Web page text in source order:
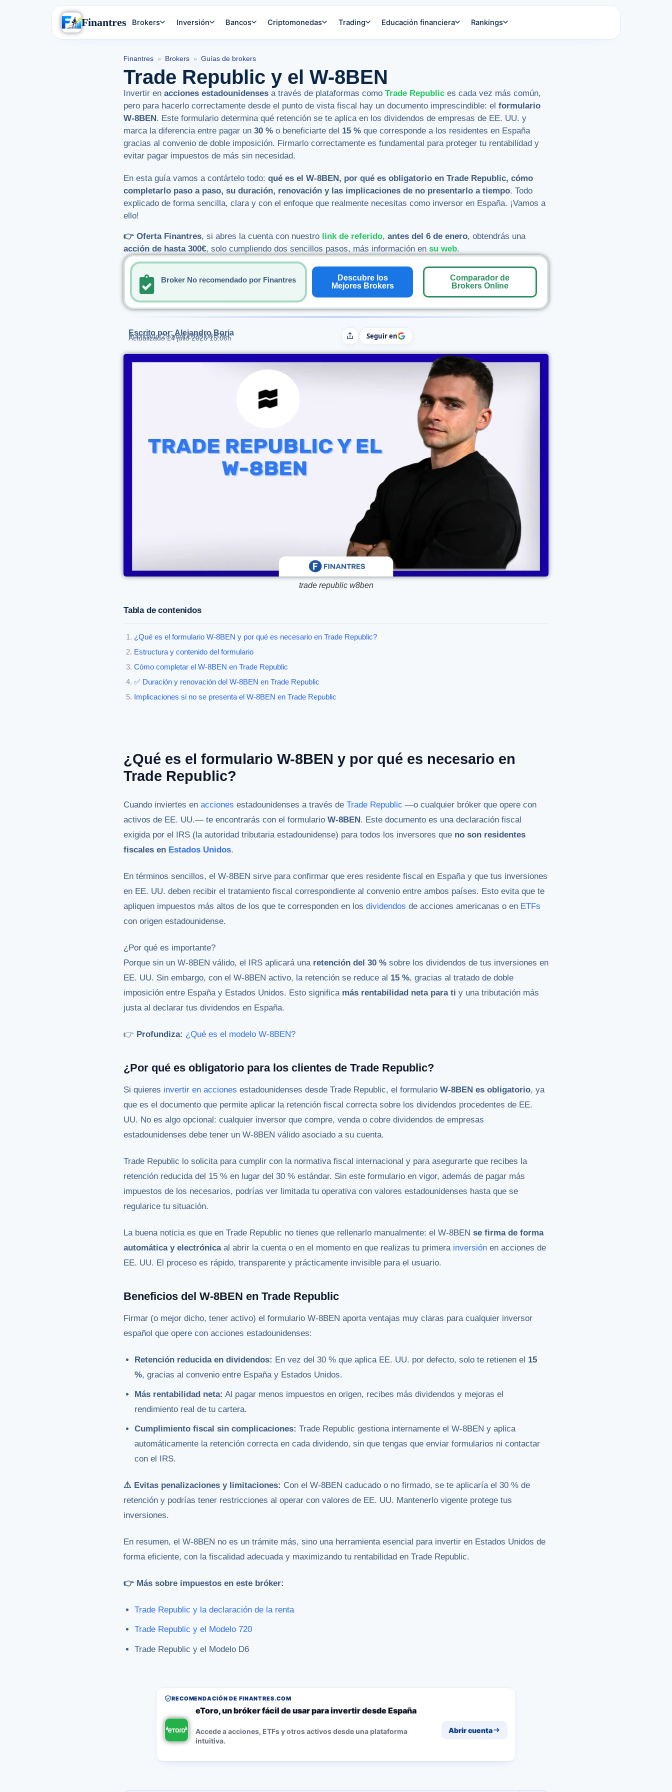
Finantres Brokers Inversión Bancos Criptomonedas Trading Educación financiera Rankings
Finantres » Brokers » Guías de brokers
Trade Republic y el W-8BEN
Invertir en acciones estadounidenses a través de plataformas como Trade Republic es cada vez más común,
pero para hacerlo correctamente desde el punto de vista fiscal hay un documento imprescindible: el formulario
W-8BEN . Este formulario determina qué retención se te aplica en los dividendos de empresas de EE. UU. y
marca la diferencia entre pagar un 30 % o beneficiarte del 15 % que corresponde a los residentes en España
gracias al convenio de doble imposición. Firmarlo correctamente es fundamental para proteger tu rentabilidad y
evitar pagar impuestos de más sin necesidad.
En esta guía vamos a contártelo todo: qué es el W-8BEN, por qué es obligatorio en Trade Republic, cómo
completarlo paso a paso, su duración, renovación y las implicaciones de no presentarlo a tiempo. Todo
explicado de forma sencilla, clara y con el enfoque que realmente necesitas como inversor en España. ¡Vamos a
ello!
👉 Oferta Finantres, si abres la cuenta con nuestro link de referido, antes del 6 de enero, obtendrás una
acción de hasta 300€, solo cumpliendo dos sencillos pasos, más información en su web.
Broker No recomendado por Finantres
Descubre los
Mejores Brokers
Comparador de
Brokers Online
Escrito por: Alejandro Borja
Publicado 29 abril 2025 08:57h
Actualizado 24 julio 2026 15:06h CompartirSeguir en
trade republic w8ben
Tabla de contenidos
¿Qué es el formulario W-8BEN y por qué es necesario en Trade Republic?
Estructura y contenido del formulario
Cómo completar el W-8BEN en Trade Republic
✅ Duración y renovación del W-8BEN en Trade Republic
Implicaciones si no se presenta el W-8BEN en Trade Republic
¿Qué es el formulario W-8BEN y por qué es necesario en
Trade Republic?
Cuando inviertes en acciones estadounidenses a través de Trade Republic —o cualquier bróker que opere con
activos de EE. UU.— te encontrarás con el formulario W-8BEN. Este documento es una declaración fiscal
exigida por el IRS (la autoridad tributaria estadounidense) para todos los inversores que no son residentes
fiscales en Estados Unidos.
En términos sencillos, el W-8BEN sirve para confirmar que eres residente fiscal en España y que tus inversiones
en EE. UU. deben recibir el tratamiento fiscal correspondiente al convenio entre ambos países. Esto evita que te
apliquen impuestos más altos de los que te corresponden en los dividendos de acciones americanas o en ETFs
con origen estadounidense.
¿Por qué es importante?
Porque sin un W-8BEN válido, el IRS aplicará una retención del 30 % sobre los dividendos de tus inversiones en
EE. UU. Sin embargo, con el W-8BEN activo, la retención se reduce al 15 %, gracias al tratado de doble
imposición entre España y Estados Unidos. Esto significa más rentabilidad neta para ti y una tributación más
justa al declarar tus dividendos en España.
👉 Profundiza: ¿Qué es el modelo W-8BEN?
¿Por qué es obligatorio para los clientes de Trade Republic?
Si quieres invertir en acciones estadounidenses desde Trade Republic, el formulario W-8BEN es obligatorio, ya
que es el documento que permite aplicar la retención fiscal correcta sobre los dividendos procedentes de EE.
UU. No es algo opcional: cualquier inversor que compre, venda o cobre dividendos de empresas
estadounidenses debe tener un W-8BEN válido asociado a su cuenta.
Trade Republic lo solicita para cumplir con la normativa fiscal internacional y para asegurarte que recibes la
retención reducida del 15 % en lugar del 30 % estándar. Sin este formulario en vigor, además de pagar más
impuestos de los necesarios, podrías ver limitada tu operativa con valores estadounidenses hasta que se
regularice tu situación.
La buena noticia es que en Trade Republic no tienes que rellenarlo manualmente: el W-8BEN se firma de forma
automática y electrónicaal abrir la cuenta o en el momento en que realizas tu primera inversión en acciones de
EE. UU. El proceso es rápido, transparente y prácticamente invisible para el usuario.
Beneficios del W-8BEN en Trade Republic
Firmar (o mejor dicho, tener activo) el formulario W-8BEN aporta ventajas muy claras para cualquier inversor
español que opere con acciones estadounidenses:
Retención reducida en dividendos: En vez del 30 % que aplica EE. UU. por defecto, solo te retienen el 15
%, gracias al convenio entre España y Estados Unidos.
Más rentabilidad neta: Al pagar menos impuestos en origen, recibes más dividendos y mejoras el
rendimiento real de tu cartera.
Cumplimiento fiscal sin complicaciones: Trade Republic gestiona internamente el W-8BEN y aplica
automáticamente la retención correcta en cada dividendo, sin que tengas que enviar formularios ni contactar
con el IRS.
⚠️ Evitas penalizaciones y limitaciones: Con el W-8BEN caducado o no firmado, se te aplicaría el 30 % de
retención y podrías tener restricciones al operar con valores de EE. UU. Mantenerlo vigente protege tus
inversiones.
En resumen, el W-8BEN no es un trámite más, sino una herramienta esencial para invertir en Estados Unidos de
forma eficiente, con la fiscalidad adecuada y maximizando tu rentabilidad en Trade Republic.
👉 Más sobre impuestos en este bróker:
Trade Republic y la declaración de la renta
Trade Republic y el Modelo 720
Trade Republic y el Modelo D6
RECOMENDACIÓN DE FINANTRES.COM
eToro, un bróker fácil de usar para invertir desde España
Accede a acciones, ETFs y otros activos desde una plataforma
intuitiva.
Abrir cuenta